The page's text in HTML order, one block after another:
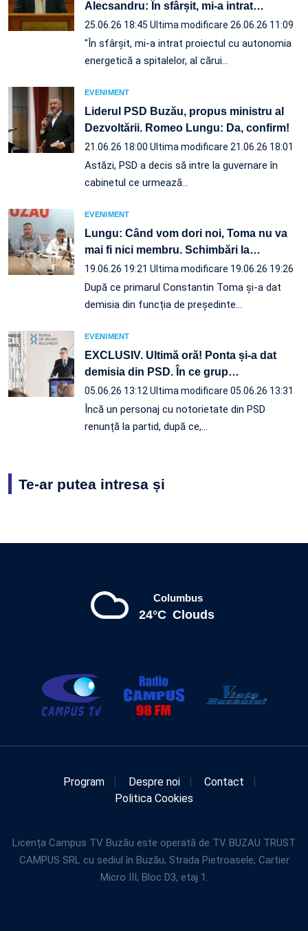
Alecsandru: În sfârșit, mi-a intrat…
25.06.26 18:45 Ultima modificare 26.06.26 11:09
"În sfârșit, mi-a intrat proiectul cu autonomia
energetică a spitalelor, al cărui…
EVENIMENT
Liderul PSD Buzău, propus ministru al
Dezvoltării. Romeo Lungu: Da, confirm!
21.06.26 18:00 Ultima modificare 21.06.26 18:01
Astăzi, PSD a decis să intre la guvernare în
cabinetul ce urmează…
EVENIMENT
Lungu: Când vom dori noi, Toma nu va
mai fi nici membru. Schimbări la…
19.06.26 19:21 Ultima modificare 19.06.26 19:26
După ce primarul Constantin Toma și-a dat
demisia din funcția de președinte…
EVENIMENT
EXCLUSIV. Ultimă oră! Ponta și-a dat
demisia din PSD. În ce grup…
05.06.26 13:12 Ultima modificare 05.06.26 13:31
Încă un personaj cu notorietate din PSD
renunță la partid, după ce,…
Te-ar putea intresa și
Columbus
24°C Clouds
Program Despre noi
Contact
Politica Cookies
Licența Campus TV Buzău este operată de TV BUZAU TRUST
CAMPUS SRL cu sediul în Buzău, Strada Pietroasele, Cartier
Micro III, Bloc D3, etaj 1.